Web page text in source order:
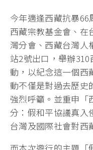
今年適逢西藏抗暴
西藏宗教基金會、在
灣分會、西藏台灣人
站2號出口，舉辦
動，以紀念這一個西
動不僅是對過去歷史
強烈呼籲。並重申「
分：假和平協議真入
台灣及國際社會對西